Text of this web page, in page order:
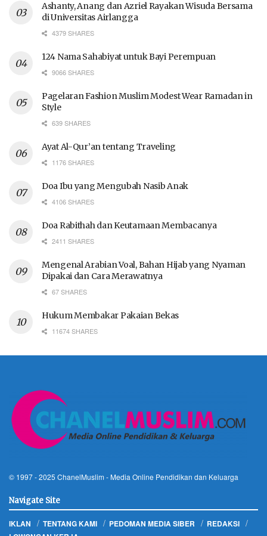
Ashanty, Anang dan Azriel Rayakan Wisuda Bersama
di Universitas Airlangga
4379 SHARES
124 Nama Sahabiyat untuk Bayi Perempuan
9066 SHARES
Pagelaran Fashion Muslim Modest Wear Ramadan in
Style
639 SHARES
Ayat Al-Qur’an tentang Traveling
1176 SHARES
Doa Ibu yang Mengubah Nasib Anak
4106 SHARES
Doa Rabithah dan Keutamaan Membacanya
2411 SHARES
Mengenal Arabian Voal, Bahan Hijab yang Nyaman
Dipakai dan Cara Merawatnya
67 SHARES
Hukum Membakar Pakaian Bekas
11674 SHARES
© 1997 - 2025 ChanelMuslim - Media Online Pendidikan dan Keluarga
Navigate Site
IKLAN TENTANG KAMI PEDOMAN MEDIA SIBER
REDAKSI